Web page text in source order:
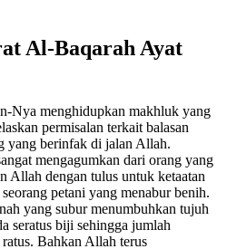
Al-Baqarah Ayat
Nya menghidupkan makhluk yang
permisalan terkait balasan
yang berinfak di jalan Allah.
mengagumkan dari orang yang
Allah dengan tulus untuk ketaatan
petani yang menabur benih.
yang subur menumbuhkan tujuh
seratus biji sehingga jumlah
Bahkan Allah terus